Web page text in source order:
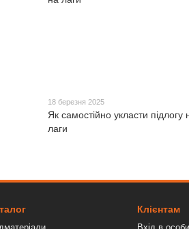
18 березня 2025
Як самостійно укласти підлогу
лаги
Клієнтам